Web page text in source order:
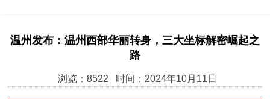
温州发布：温州西部华丽转身，三大坐标解密崛起之
路
浏览：8522 时间：2024年10月11日